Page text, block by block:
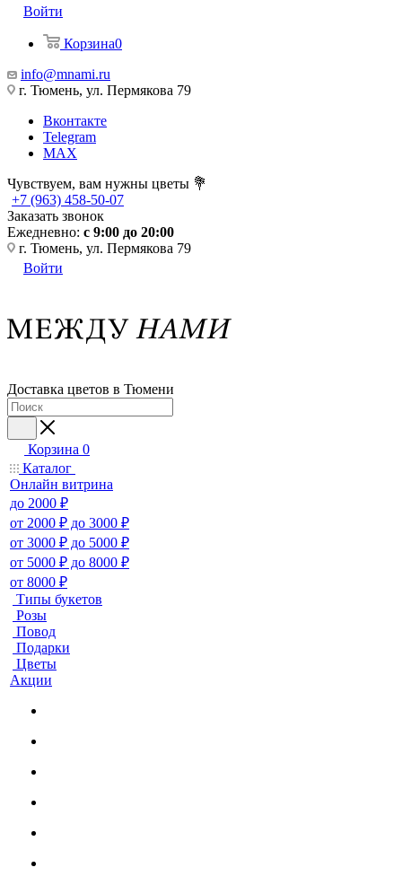
Войти
Корзина0
info@mnami.ru
г. Тюмень, ул. Пермякова 79
Вконтакте
Telegram
MAX
Чувствуем, вам нужны цветы 💐
+7 (963) 458-50-07
Заказать звонок
Ежедневно: с 9:00 до 20:00
г. Тюмень, ул. Пермякова 79
Войти
Доставка цветов в Тюмени
Корзина 0
Каталог
Онлайн витрина
до 2000 ₽
от 2000 ₽ до 3000 ₽
от 3000 ₽ до 5000 ₽
от 5000 ₽ до 8000 ₽
от 8000 ₽
Типы букетов
Розы
Повод
Подарки
Цветы
Акции